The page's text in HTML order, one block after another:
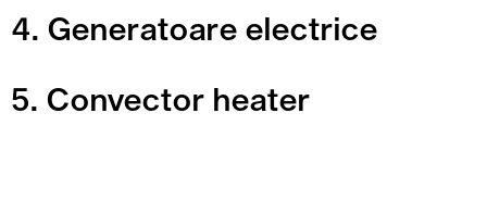
4. Generatoare electrice
5. Convector heater